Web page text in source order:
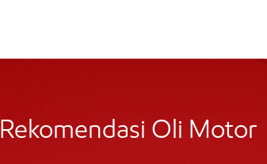
Rekomendasi Oli Motor